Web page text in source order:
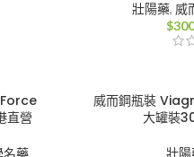
壯陽藥, 威
$
直營
名藥
威而鋼瓶裝
大罐裝
壯陽